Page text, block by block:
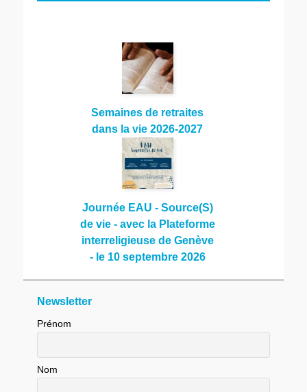
Semaines de retraites
dans la vie 2026-2027
Journée EAU - Source(S)
de vie - avec la Plateforme
interreligieuse de Genève
- le 10 septembre 2026
Newsletter
Prénom
Nom